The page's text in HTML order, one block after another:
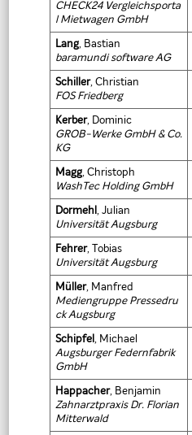
CHECK24 Vergleichsporta
l Mietwagen GmbH
Lang, Bastian
baramundi software AG
Schiller, Christian
FOS Friedberg
Kerber, Dominic
GROB-Werke GmbH & Co.
KG
Magg, Christoph
WashTec Holding GmbH
Dormehl, Julian
Universität Augsburg
Fehrer, Tobias
Universität Augsburg
Müller, Manfred
Mediengruppe Pressedru
ck Augsburg
Schipfel, Michael
Augsburger Federnfabrik
GmbH
Happacher, Benjamin
Zahnarztpraxis Dr. Florian
Mitterwald